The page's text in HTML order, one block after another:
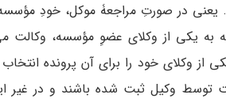
یعنی در صورتِ مراجعۀ موکل، خودِ
به یکی از وکلای عضوِ مؤسسه، وکالت
از وکلای خود را برای آن پرونده
توسط وکیل ثبت شده باشند و در غیر